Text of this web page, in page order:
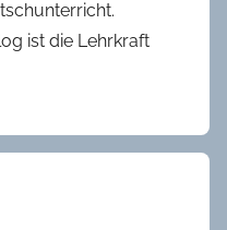
ist die Lehrkraft